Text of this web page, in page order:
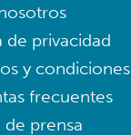
de privacidad
y condiciones
frecuentes
de prensa